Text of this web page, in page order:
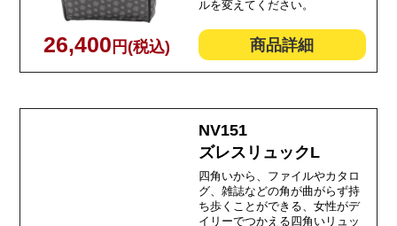
26,400 円(税込)
ルを変えてください。
商品詳細
NV151
ズレスリュックL
四角いから、ファイルやカタロ
グ、雑誌などの角が曲がらず持
ち歩くことができる、女性がデ
イリーでつかえる四角いリュッ